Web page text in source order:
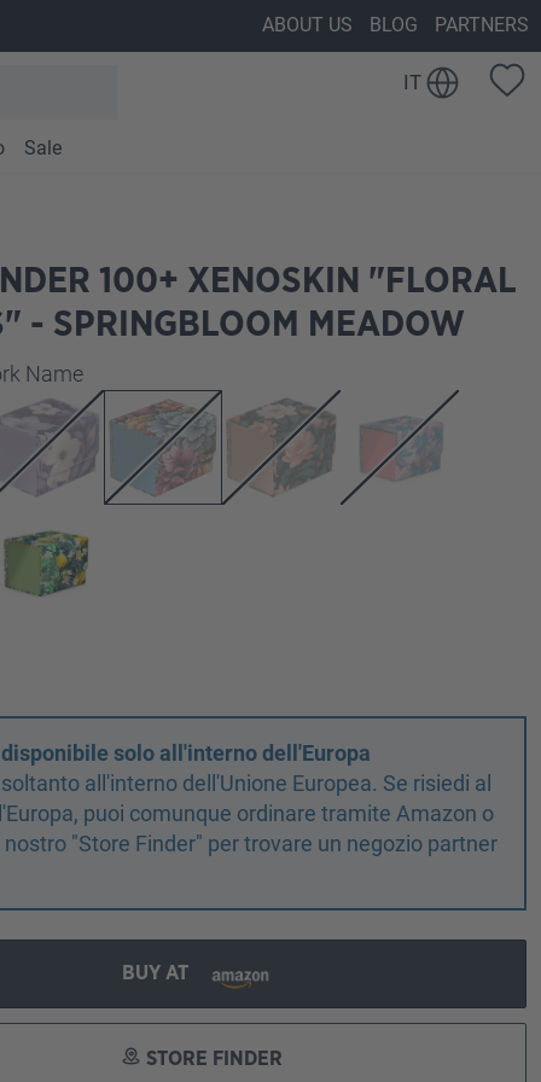
ABOUT US BLOG PARTNERS
IT
Sale
100+ XENOSKIN "FLORAL
- SPRINGBLOOM MEADOW
Name
solo all'interno dell'Europa
all'interno dell'Unione Europea. Se risiedi al
puoi comunque ordinare tramite Amazon o
"Store Finder" per trovare un negozio partner
BUY AT
STORE FINDER